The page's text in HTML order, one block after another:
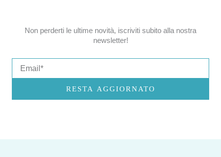
Non perderti le ultime novità, iscriviti subito alla nostra
newsletter!
RESTA AGGIORNATO